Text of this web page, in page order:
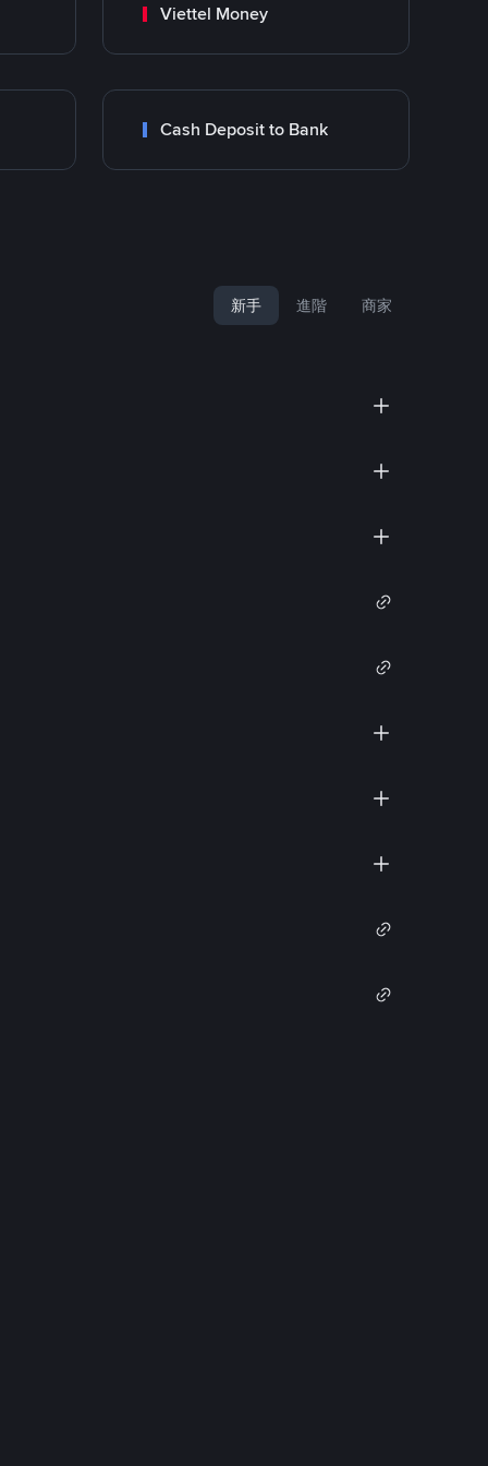
Viettel Money
Cash Deposit to Bank
新手 進階 商家